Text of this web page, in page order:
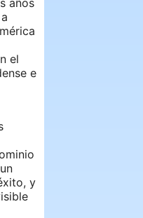
el
e
y